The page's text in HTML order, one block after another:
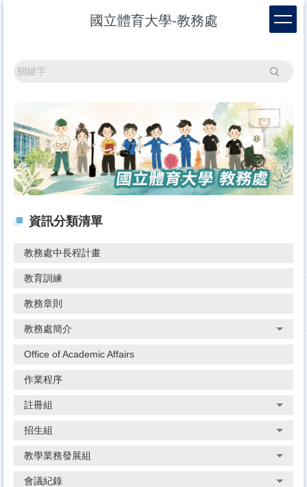
國立體育大學-教務處
搜尋
資訊分類清單
教務處中長程計畫
教育訓練
教務章則
教務處簡介
Office of Academic Affairs
作業程序
註冊組
招生組
教學業務發展組
會議紀錄